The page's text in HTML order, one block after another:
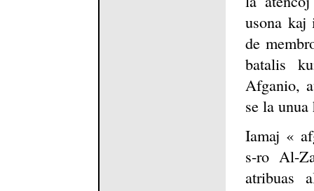
usona kaj
de
batalis
Afganio,
se la
Iamaj «
s-ro Al-
atribuas